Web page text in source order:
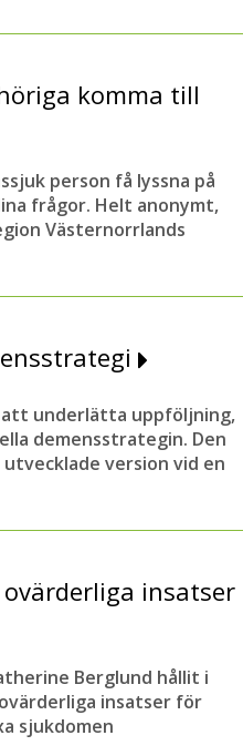
komma till
person få lyssna på
frågor. Helt anonymt,
Västernorrlands
att underlätta uppföljning,
demensstrategin. Den
version vid en
insatser
Berglund hållit i
insatser för
sjukdomen